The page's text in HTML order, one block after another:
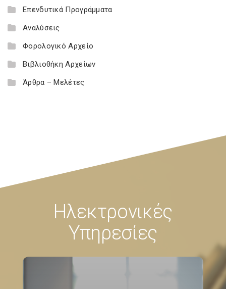
Επενδυτικά Προγράμματα
Αναλύσεις
Φορολογικό Αρχείο
Βιβλιοθήκη Αρχείων
Άρθρα – Μελέτες
Ηλεκτρονικές
Υπηρεσίες